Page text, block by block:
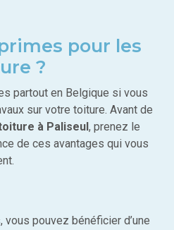
pour les
?
partout en Belgique si vous
sur votre toiture. Avant de
à Paliseul , prenez le
de ces avantages qui vous
pouvez bénéficier d’une